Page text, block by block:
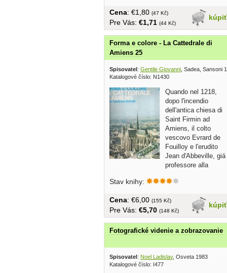
kúpiť
Cena: €1,80 (47 Kč)
Pre Vás: €1,71 (44 Kč)
Forma e colore - La Cattedrale di
Amiens 25
Spisovatel: Gentile Giovanni , Sadea, Sansoni
Katalogové číslo: N1430
Quando nel 1218,
dopo l'incendio
dell'antica chiesa di
Saint Firmin ad
Amiens, il colto
vescovo Evrard de
Fouilloy e l'erudito
Jean d'Abbeville, giá
professore alla
Stav knihy:
kúpiť
Cena: €6,00 (155 Kč)
Pre Vás: €5,70 (148 Kč)
Fotografické videnie a zobrazovanie
Spisovatel: Noel Ladislav, Osveta 1983
Katalogové číslo: I477